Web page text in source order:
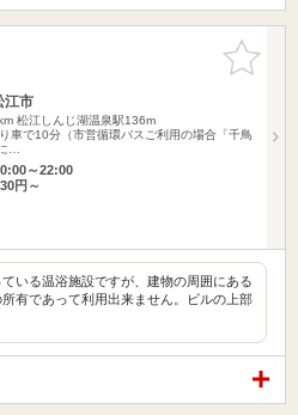
お気に入
りに追加
江市
松江しんじ湖温泉駅136m
車で10分（市営循環バスご利用の場合「千鳥
…
～22:00
円～
いる温浴施設ですが、建物の周囲にある
有であって利用出来ません。ビルの上部